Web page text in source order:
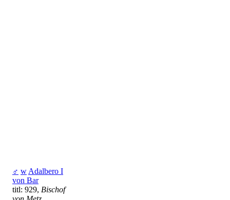
♂ w Adalbero I
von Bar
titl: 929, Bischof